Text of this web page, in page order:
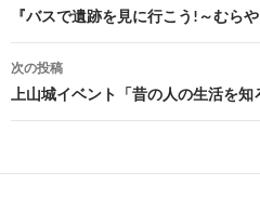
稿
ナ
ビ
ゲ
ー
『バスで遺跡を見に行こう!～むら
次の投稿
上山城イベント「昔の人の生活を知